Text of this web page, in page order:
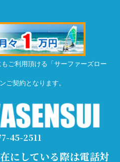
ご利用頂ける「サーファーズロー
ご契約となります。
45-2511
にしている際は電話対